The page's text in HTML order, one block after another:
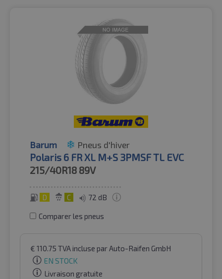
Barum Pneus d'hiver
Polaris 6 FR XL M+S 3PMSF TL EVC
215/40R18 89V
D C 72 dB
Comparer les pneus
€ 110.75 TVA incluse par Auto-Raifen GmbH
EN STOCK
Livraison gratuite